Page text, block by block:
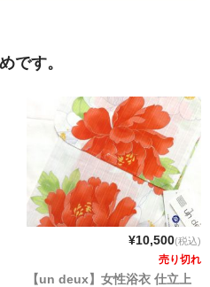
です。
¥10,500(税込)
売り切れ
【un deux】女性浴衣 仕立上